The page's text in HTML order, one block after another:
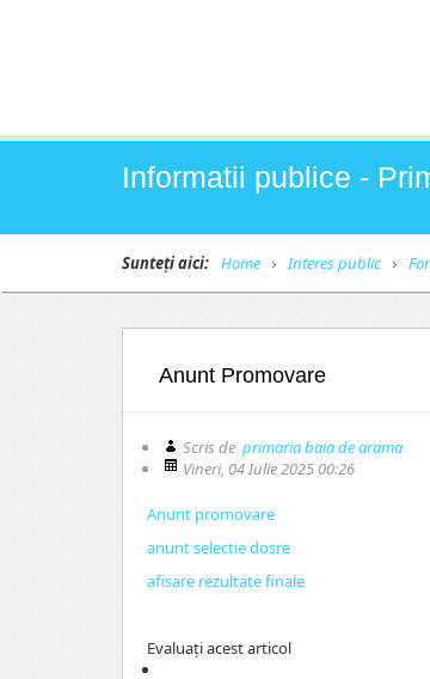
Informatii publice -
Sunteți aici: Home Interes public
Anunt Promovare
Scris de primaria baia de arama
Vineri, 04 Iulie 2025 00:26
Anunt promovare
anunt selectie dosre
afisare rezultate finale
Evaluaţi acest articol